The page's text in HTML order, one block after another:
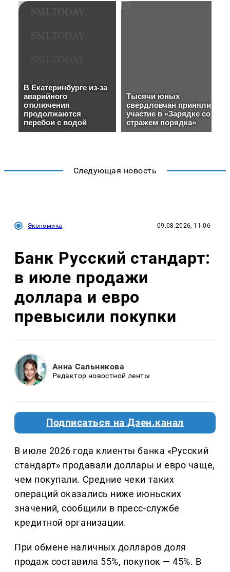
Следующая новость
Экономика 09.08.2026, 11:06
Банк Русский стандарт:
в июле продажи
доллара и евро
превысили покупки
Анна Сальникова
Редактор новостной ленты
Подписаться на Дзен.канал
В июле 2026 года клиенты банка «Русский
стандарт» продавали доллары и евро чаще,
чем покупали. Средние чеки таких
операций оказались ниже июньских
значений, сообщили в пресс-службе
кредитной организации.
При обмене наличных долларов доля
продаж составила 55%, покупок — 45%. В